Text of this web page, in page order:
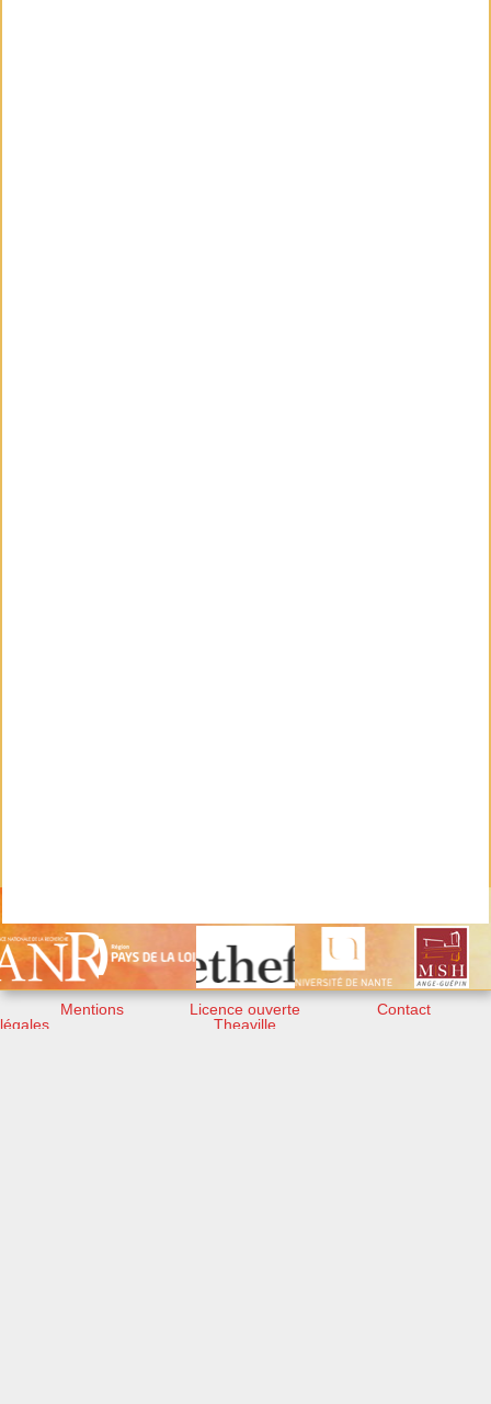
Mentions
légales
Licence ouverte
Theaville
Contact